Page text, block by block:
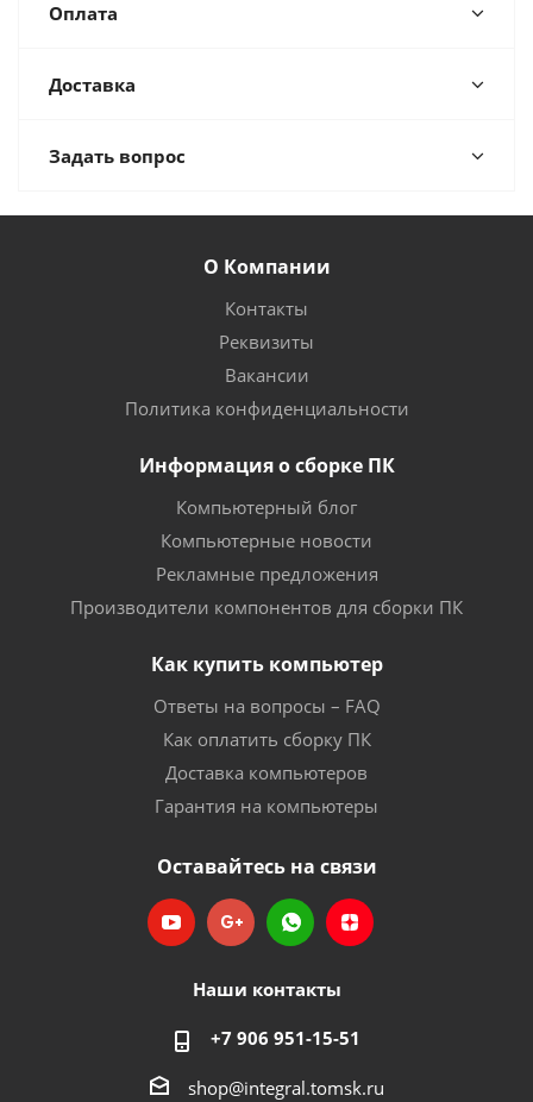
Оплата
Доставка
Задать вопрос
О Компании
Контакты
Реквизиты
Вакансии
Политика конфиденциальности
Информация о сборке ПК
Компьютерный блог
Компьютерные новости
Рекламные предложения
Производители компонентов для сборки ПК
Как купить компьютер
Ответы на вопросы – FAQ
Как оплатить сборку ПК
Доставка компьютеров
Гарантия на компьютеры
Оставайтесь на связи
Наши контакты
+7 906 951-15-51
shop@integral.tomsk.ru